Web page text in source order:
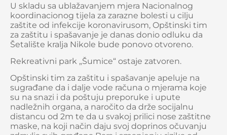
U skladu sa ublažavanjem mjera Nacionalnog
koordinacionog tijela za zarazne bolesti u cilju
zaštite od infekcije koronavirusom, Opštinski tim
za zaštitu i spašavanje je danas donio odluku da
Šetalište kralja Nikole bude ponovo otvoreno.
Rekreativni park „Šumice“ ostaje zatvoren.
Opštinski tim za zaštitu i spašavanje apeluje na
sugrađane da i dalje vode računa o mjerama koje
su na snazi i da poštuju preporuke i upute
nadležnih organa, a naročito da drže socijalnu
distancu od 2m te da u svakoj prilici nose zaštitne
maske, na koji način daju svoj doprinos očuvanju